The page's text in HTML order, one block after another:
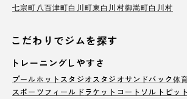
七宗町 八百津町白川町東白川村御嵩町白川村
こだわりでジムを探す
トレーニングしやすさ
プールホットスタジオ スタジオサンドバック体
スポーツフィールド ラケットコート ソルトピッ